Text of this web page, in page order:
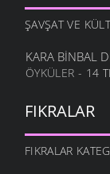
ŞAVŞAT VE
KARA BINBAL
ÖYKÜLER - 14
FIKRALAR
FIKRALAR